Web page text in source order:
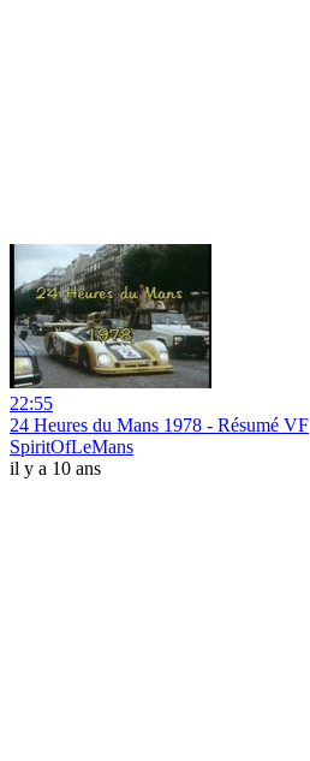
22:55
24 Heures du Mans 1978 - Résumé VF
SpiritOfLeMans
il y a 10 ans